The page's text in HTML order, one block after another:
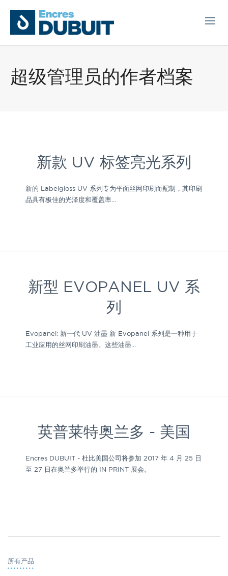
超级管理员的作者档案
新款 UV 标签亮光系列
新的 Labelgloss UV 系列专为平面丝网印刷而配制，其印刷
品具有极佳的光泽度和覆盖率...
新型 EVOPANEL UV 系
列
Evopanel: 新一代 UV 油墨 新 Evopanel 系列是一种用于
工业应用的丝网印刷油墨。这些油墨...
英普莱特奥兰多 - 美国
Encres DUBUIT - 杜比美国公司将参加 2017 年 4 月 25 日
至 27 日在奥兰多举行的 IN PRINT 展会。
所有产品